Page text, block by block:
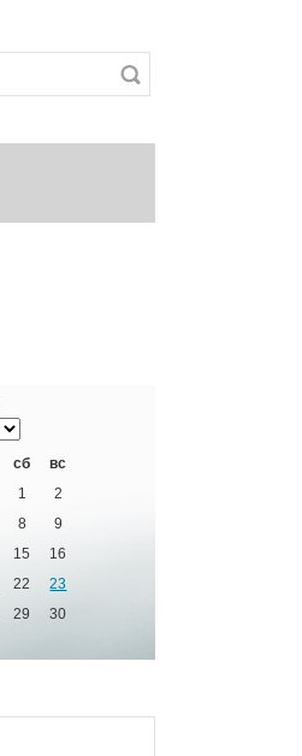
сб
вс
1
2
8
9
15
16
22
23
29
30